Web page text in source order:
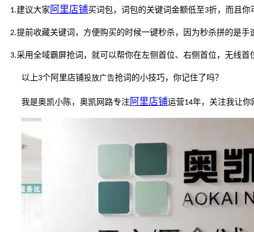
1.建议大家 阿里店铺买词包，词包的关键词金额低至3折，而且你
2.提前收藏关键词，方便购买的时候一键秒杀，因为秒杀拼的是手
3.采用全域霸屏抢词，就可以帮你在左侧首位、右侧首位，无线
以上3个阿里店铺投放广告抢词的小技巧，你记住了吗？
我是奥凯小陈，奥凯网路专注 阿里店铺运营14年，关注我让你